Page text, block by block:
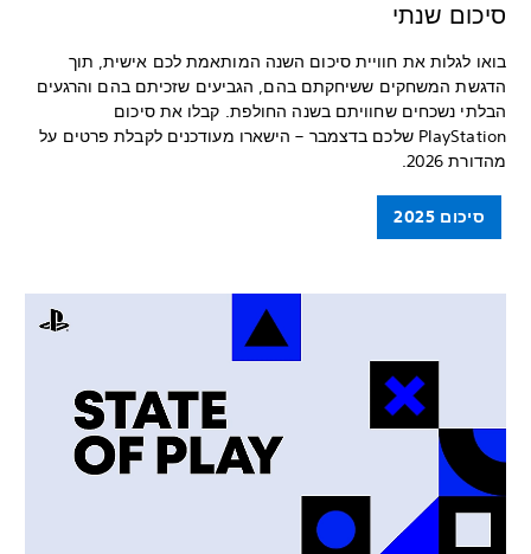
סיכום שנתי
בואו לגלות את חוויית סיכום השנה המותאמת לכם אישית, תוך
הדגשת המשחקים ששיחקתם בהם, הגביעים שזכיתם בהם והרגעים
הבלתי נשכחים שחוויתם בשנה החולפת. קבלו את סיכום
PlayStation שלכם בדצמבר – הישארו מעודכנים לקבלת פרטים על
מהדורת 2026.
סיכום 2025